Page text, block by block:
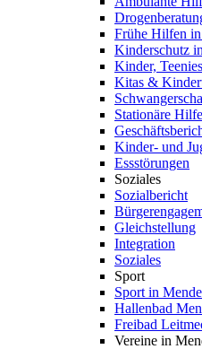
Frühe Hilfen
Kinderschutz
Kinder,
Kitas &
Stationäre
Kinder- und
Essstörungen
Soziales
Sozialbericht
Gleichstellung
Integration
Soziales
Sport
Sport in
Hallenbad
Freibad
Vereine in